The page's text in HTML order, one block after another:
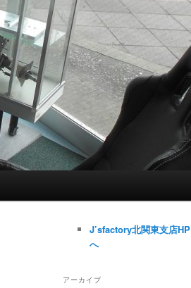
J’sfactory北関東支店HP
へ
アーカイブ